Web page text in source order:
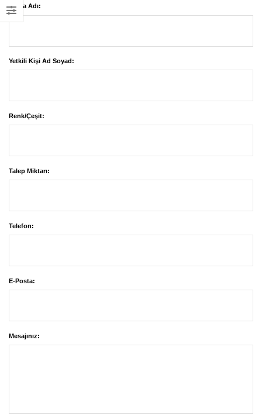
Firma Adı:
Yetkili Kişi Ad Soyad:
Renk/Çeşit:
Talep Miktarı:
Telefon:
E-Posta:
Mesajınız: